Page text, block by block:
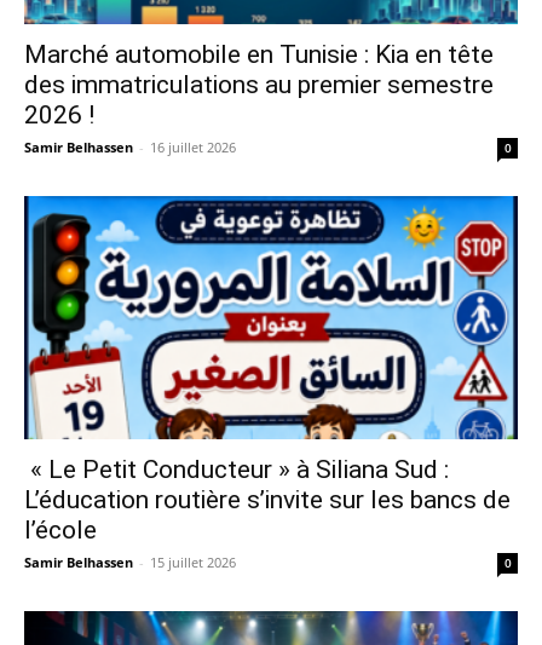
Marché automobile en Tunisie : Kia en tête
des immatriculations au premier semestre
2026 !
Samir Belhassen - 16 juillet 2026 0
« Le Petit Conducteur » à Siliana Sud :
L’éducation routière s’invite sur les bancs de
l’école
Samir Belhassen - 15 juillet 2026 0